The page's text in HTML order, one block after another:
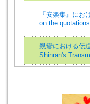
『安楽集』に
on the
親鸞における伝
Shinran's